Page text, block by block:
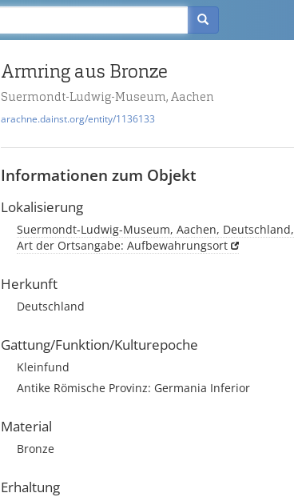
Armring aus Bronze
Suermondt-Ludwig-Museum, Aachen
arachne.dainst.org/entity/1136133
Informationen zum Objekt
Lokalisierung
Suermondt-Ludwig-Museum, Aachen, Deutschland,
Art der Ortsangabe: Aufbewahrungsort
Herkunft
Deutschland
Gattung/Funktion/Kulturepoche
Kleinfund
Antike Römische Provinz: Germania Inferior
Material
Bronze
Erhaltung